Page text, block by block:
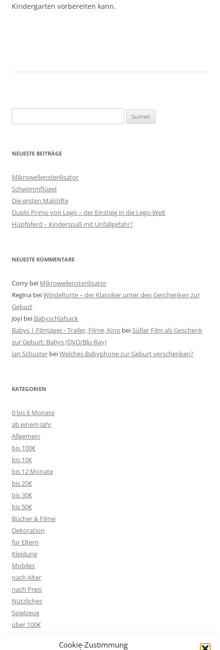
Cookie-Zustimmung
Kindergarten vorbereiten kann.
nach:
NEUESTE BEITRÄGE
Mikrowellensterilisator
Schwimmflügel
Die ersten Malstifte
Duplo Primo von Lego – der Einstieg in die Lego-Welt
Hüpfpferd – Kinderspaß mit Unfallgefahr?
NEUESTE KOMMENTARE
Corry bei Mikrowellensterilisator
Regina beiWindeltorte – der Klassiker unter den Geschenken zur
Geburt
Joyi bei Babyschlafsack
Babys | Filmjäger - Trailer, Filme, Kino beiSüßer Film als Geschenk
zur Geburt: Babys (DVD/Blu-Ray)
Jan Schuster beiWelches Babyphone zur Geburt verschenken?
KATEGORIEN
0 bis 6 Monate
ab einem Jahr
Allgemein
bis 100€
bis 10€
bis 12 Monate
bis 20€
bis 30€
bis 50€
Bücher & Filme
Dekoration
für Eltern
Kleidung
Mobiles
nach Alter
nach Preis
Nützliches
Spielzeug
über 100€